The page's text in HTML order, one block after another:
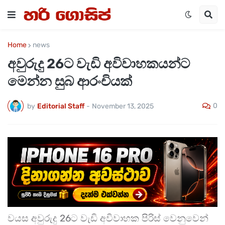
Home news
අවුරුදු 26ට වැඩි අවිවාහකයන්ට
මෙන්න සුබ ආරංචියක්
by Editorial Staff - November 13, 2025 0
වයස අවුරුදු 26ට වැඩි අවිවාහක පිරිස් වෙනුවෙන්